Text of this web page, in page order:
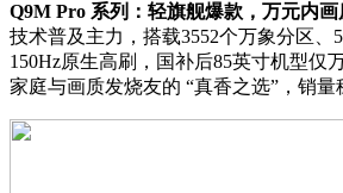
Q9M Pro 系列：轻旗舰爆款，万元内画
技术普及主力，搭载3552个万象分区、
150Hz原生高刷，国补后85英寸机型仅
家庭与画质发烧友的 “真香之选”，销量